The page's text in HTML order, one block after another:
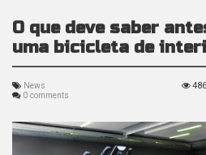
O que deve saber
uma bicicleta de
News
0 comments